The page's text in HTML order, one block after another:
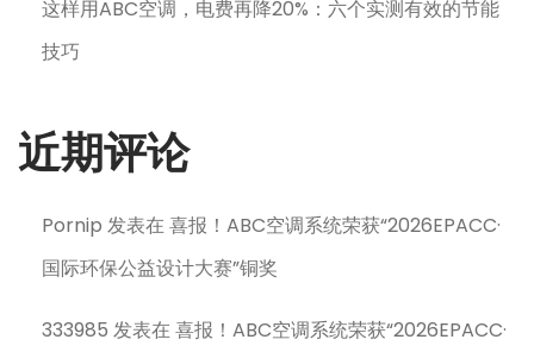
这样用ABC空调，电费再降20%：六个实测有效的节能
技巧
近期评论
Pornip 发表在喜报！ABC空调系统荣获“2026EPACC·
国际环保公益设计大赛”铜奖
333985 发表在喜报！ABC空调系统荣获“2026EPACC·